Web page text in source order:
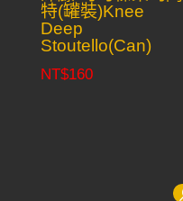
特(罐裝)Knee
Deep
Stoutello(Can)
NT$160